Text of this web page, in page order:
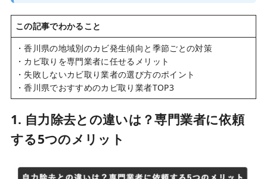
この記事でわかること
・香川県の地域別のカビ発生傾向と季節ごとの対策
・カビ取りを専門業者に任せるメリット
・失敗しないカビ取り業者の選び方のポイント
・香川県でおすすめのカビ取り業者TOP3
1. 自力除去との違いは？専門業者に依頼
する5つのメリット